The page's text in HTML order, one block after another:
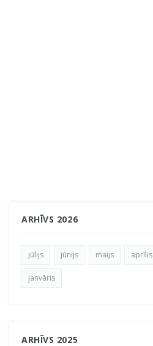
ARHĪVS 2026
jūlijs jūnijs maijs aprīlis
janvāris
ARHĪVS 2025